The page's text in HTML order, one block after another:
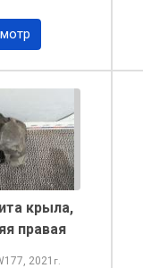
крыла,
правая
2021 г.